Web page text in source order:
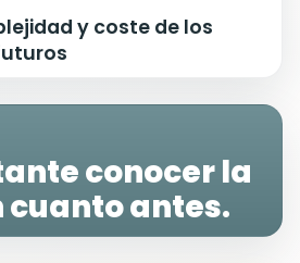
y coste de los
conocer la
antes.